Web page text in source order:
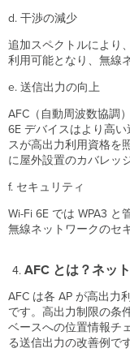
て
い
ま
す
か？
Fi
6E
で
電
波
到
達
範
広
り
ま
す
か？
d. 干渉の減少
追加スペクトルにより
利用可能となり、無線
e. 送信出力の向上
AFC（自動周波数協調
6E デバイスはより高
スが高出力利用資格を
に屋外設置のカバレッ
f. セキュリティ
Wi-Fi 6E では WPA3
無線ネットワークのセ
AFC とは？ネッ
AFC は各 AP が高出力
です。高出力制限の条
ベースへの位置情報チ
る送信出力の改善例です